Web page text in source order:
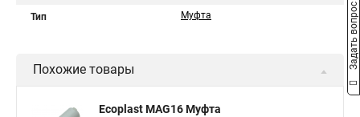
Тип Муфта
Похожие товары
Ecoplast MAG16 Муфта
Задать вопрос